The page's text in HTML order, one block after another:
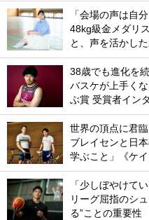
「会場の声は自
48kg級金メダリ
と、声を活かし
38歳でも進化を
バスケが上手く
ぶ賞 受賞者イン
世界の頂点に君
ブレイセンと日
学ぶこと」《ケ
「少しぼやけて
リーグ屈指のシ
る”ことの重要性